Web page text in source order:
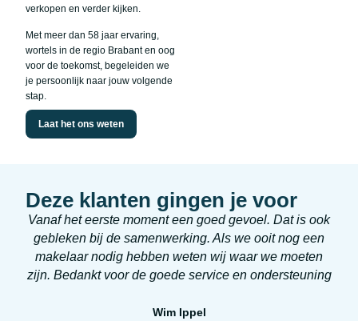
verkopen en verder kijken.
Met meer dan 58 jaar ervaring,
wortels in de regio Brabant en oog
voor de toekomst, begeleiden we
je persoonlijk naar jouw volgende
stap.
Laat het ons weten
Deze klanten gingen je voor
Vanaf het eerste moment een goed gevoel. Dat is ook
gebleken bij de samenwerking. Als we ooit nog een
makelaar nodig hebben weten wij waar we moeten
zijn. Bedankt voor de goede service en ondersteuning
Wim Ippel